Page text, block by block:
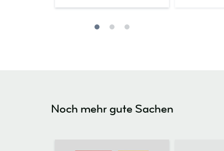
Noch mehr gute Sachen